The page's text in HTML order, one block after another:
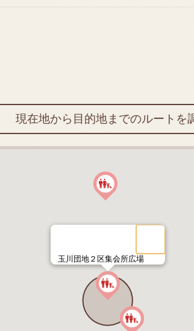
現在地から目的地までのルートを
玉川団地２区集会所広場